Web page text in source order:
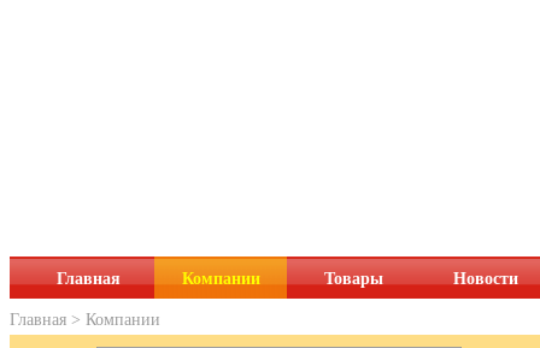
Главная Компании Товары Новости
Главная > Компании